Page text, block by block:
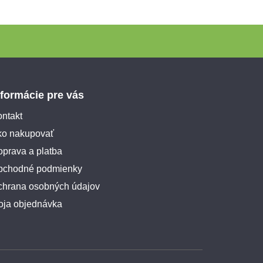
pre vás
nakupovať
a platba
podmienky
osobných údajov
objednávka